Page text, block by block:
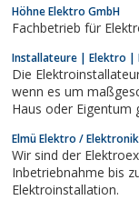
Höhne Elektro GmbH
Fachbetrieb für
Installateure | Elektro |
Die
wenn es um
Haus oder Eigentum
Elmü Elektro /
Wir sind der
Inbetriebnahme bis
Elektroinstallation.